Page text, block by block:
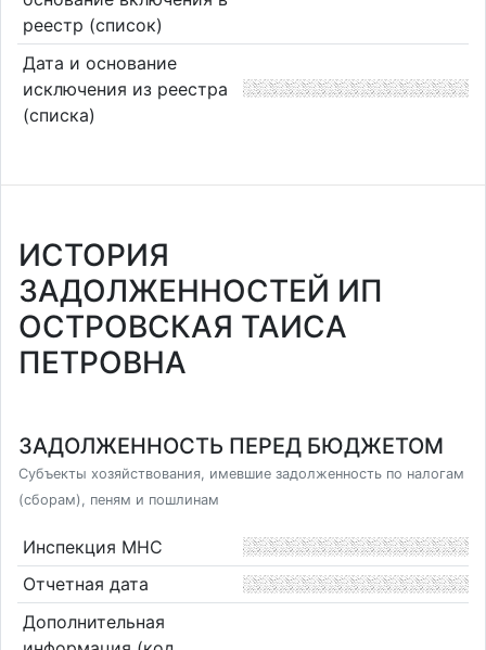
реестр (список)
Дата и основание
исключения из реестра
(списка)
ИСТОРИЯ
ЗАДОЛЖЕННОСТЕЙ ИП
ОСТРОВСКАЯ ТАИСА
ПЕТРОВНА
ЗАДОЛЖЕННОСТЬ ПЕРЕД БЮДЖЕТОМ
Субъекты хозяйствования, имевшие задолженность по налогам
(сборам), пеням и пошлинам
Инспекция МНС
Отчетная дата
Дополнительная